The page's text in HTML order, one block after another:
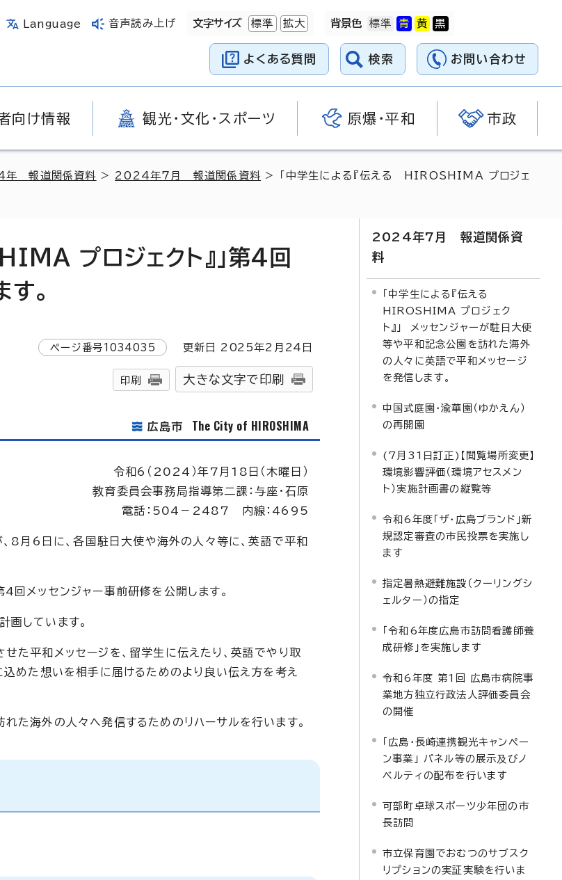
Language 音声読み上げ 文字サイズ 標準 拡大 背景色
よくある質問 検索 お問い合わせ
向け情報 観光・文化・スポーツ 原爆・平和 市政
報道関係資料 > 2024年7月 報道関係資料 > 「中学生による『伝える HIROSHIMA プロジェ
プロジェクト』」第4回
。
ページ番号1034035 更新日 2025年2月 24 日
印刷 大きな文字で印刷
広島市 The City of HIROSHIMA
令和6（2024）年7月18日（木曜日）
教育委員会事務局指導第二課：与座・石原
電話：504－2487 内線：4695
8月6日に、各国駐日大使や海外の人々等に、英語で平和
メッセンジャー事前研修を公開します。
しています。
た平和メッセージを、留学生に伝えたり、英語でやり取
込めた想いを相手に届けるためのより良い伝え方を考え
た海外の人々へ発信するためのリハーサルを行います。
2024年7月 報道関係資
料
「中学生による『伝える
HIROSHIMA プロジェク
ト』」 メッセンジャーが駐日大使
等や平和記念公園を訪れた海外
の人々に英語で平和メッセージ
を発信します。
中国式庭園・渝華園（ゆかえん）
の再開園
(7月31日訂正)【閲覧場所変更】
環境影響評価（環境アセスメン
ト）実施計画書の縦覧等
令和6年度「ザ・広島ブランド」新
規認定審査の市民投票を実施し
ます
指定暑熱避難施設（クーリングシ
ェルター）の指定
「令和6年度広島市訪問看護師養
成研修」を実施します
令和6年度 第1回 広島市病院事
業地方独立行政法人評価委員会
の開催
「広島・長崎連携観光キャンペー
ン事業」 パネル等の展示及びノ
ベルティの配布を行います
可部町卓球スポーツ少年団の市
長訪問
市立保育園でおむつのサブスク
リプションの実証実験を行いま